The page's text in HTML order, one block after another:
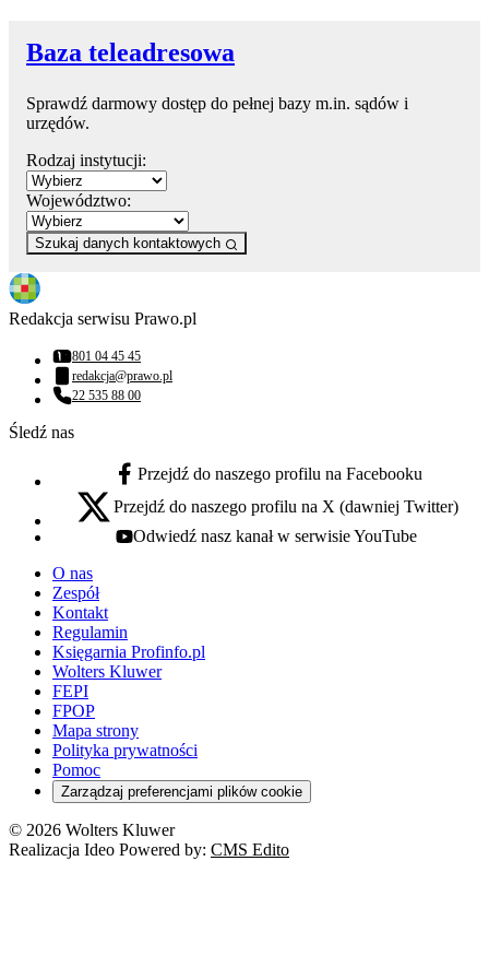
Baza teleadresowa
Sprawdź darmowy dostęp do pełnej bazy m.in. sądów i
urzędów.
Rodzaj instytucji:
Województwo:
Szukaj danych kontaktowych
Redakcja serwisu Prawo.pl
Numer telefonu:
801 04 45 45
Adres email:
redakcja@prawo.pl
Numer telefonu:
22 535 88 00
Śledź nas
facebook - otwiera się w nowej karcie
Przejdź do naszego profilu na Facebooku
x - otwiera się w nowej karcie
Przejdź do naszego profilu na X (dawniej Twitter)
youtube - otwiera się w nowej karcie
Odwiedź nasz kanał w serwisie YouTube
O nas
Zespół
Kontakt
Regulamin
Księgarnia Profinfo.pl
Wolters Kluwer
FEPI
FPOP
Mapa strony
Polityka prywatności
Pomoc
Zarządzaj preferencjami plików cookie
© 2026 Wolters Kluwer
Realizacja Ideo Powered by: CMS Edito